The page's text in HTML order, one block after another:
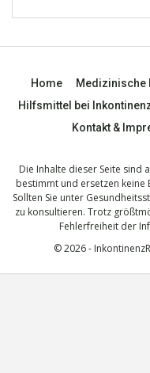
Home Medizinische
Hilfsmittel bei
Kontakt &
Die Inhalte dieser Seite sind
bestimmt und ersetzen
Sollten Sie unter
zu konsultieren. Trotz
Fehlerfreiheit der
© 2026 -